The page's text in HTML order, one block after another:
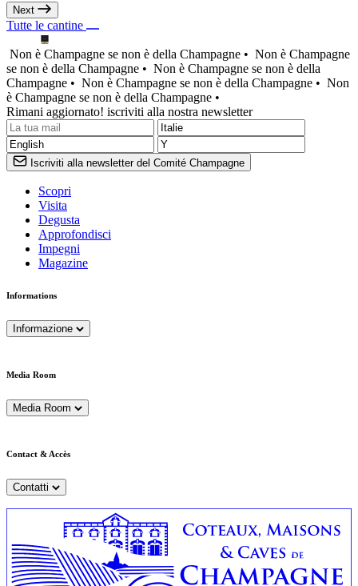
Next
Tutte le cantine
Non è Champagne se non è della Champagne • Non è Champagne
se non è della Champagne • Non è Champagne se non è della
Champagne • Non è Champagne se non è della Champagne • Non
è Champagne se non è della Champagne •
Rimani aggiornato! iscriviti alla nostra newsletter
Iscriviti alla newsletter del Comité Champagne
Scopri
Visita
Degusta
Approfondisci
Impegni
Magazine
Informations
Informazione
Media Room
Media Room
Contact & Accès
Contatti